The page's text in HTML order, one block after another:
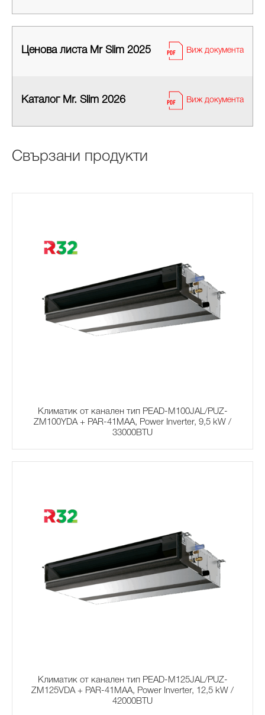
Ценова листа Mr Slim 2025 Виж документа
Каталог Mr. Slim 2026 Виж документа
Свързани продукти
Климатик от канален тип PEAD-M100JAL/PUZ-
ZM100YDA + PAR-41MAA, Power Inverter, 9,5 kW /
33000BTU
Климатик от канален тип PEAD-M125JAL/PUZ-
ZM125VDA + PAR-41MAA, Power Inverter, 12,5 kW /
42000BTU